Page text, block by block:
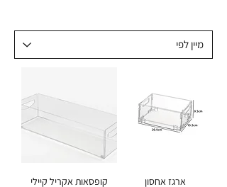
ארגז אחסון
קופסאות אקריל קיילי